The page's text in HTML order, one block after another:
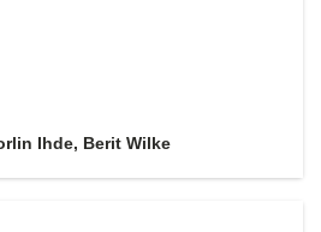
Ihde, Berit Wilke